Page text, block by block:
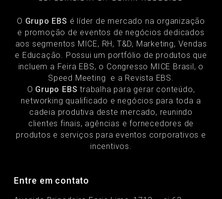
O Grupo EBS é líder de mercado na organização
e promoção de eventos de negócios dedicados
aos segmentos MICE, RH, T&D, Marketing, Vendas
e Educação. Possui um portfólio de produtos que
incluem a Feira EBS, o Congresso MICE Brasil, o
Speed Meeting e a Revista EBS.
O Grupo EBS trabalha para gerar conteúdo,
networking qualificado e negócios para toda a
cadeia produtiva deste mercado, reunindo
clientes finais, agências e fornecedores de
produtos e serviços para eventos corporativos e
incentivos.
Entre em contato